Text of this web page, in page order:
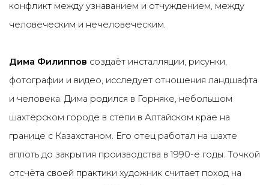
конфликт между узнаванием и отчуждением, между
человеческим и нечеловеческим.
Дима Филиппов создаёт инсталляции, рисунки,
фотографии и видео, исследует отношения ландшафта
и человека. Дима родился в Горняке, небольшом
шахтёрском городе в степи в Алтайском крае на
границе с Казахстаном. Его отец работал на шахте
вплоть до закрытия производства в 1990-е годы. Точкой
отсчёта своей практики художник считает поход на